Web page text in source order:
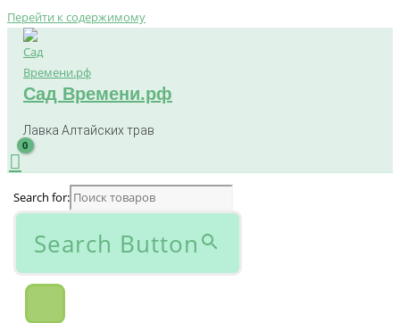
Перейти к содержимому
Сад Времени.рф
Лавка Алтайских трав
Search for:
Search Button